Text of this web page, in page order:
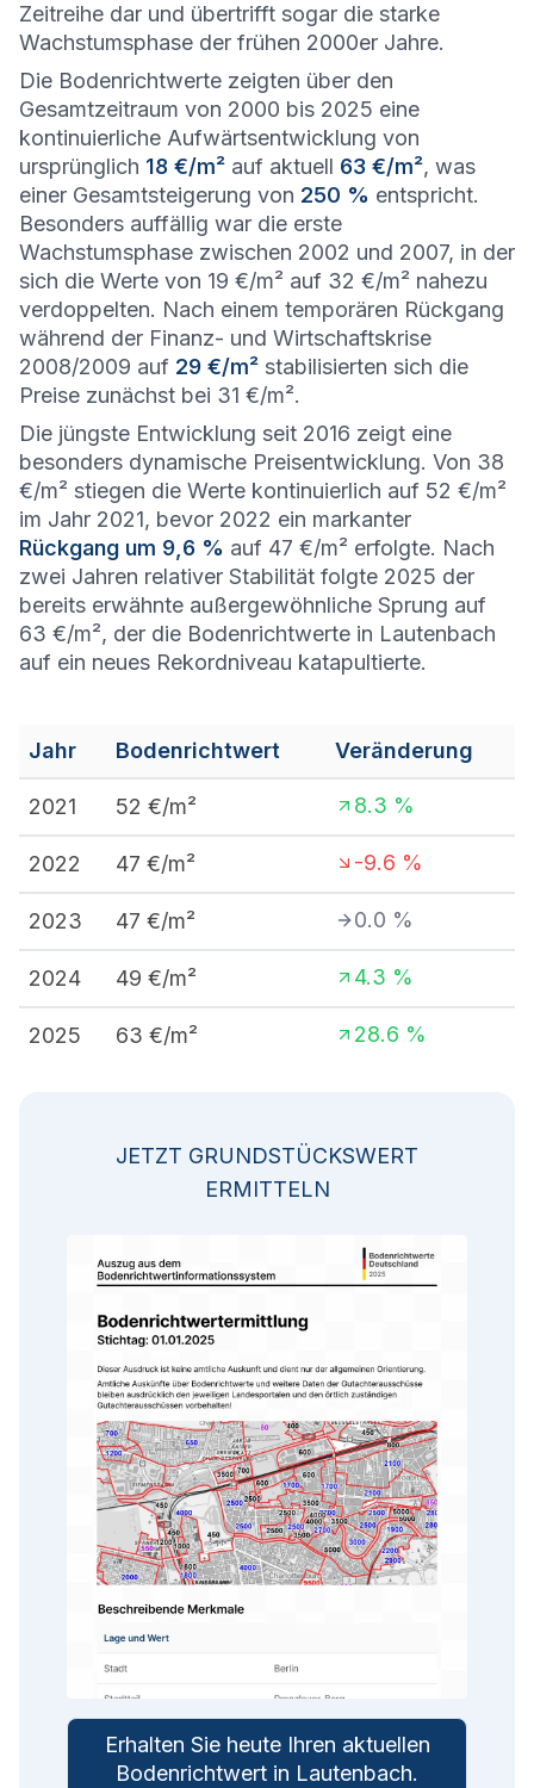
Zeitreihe dar und übertrifft sogar die starke
Wachstumsphase der frühen 2000er Jahre.
Die Bodenrichtwerte zeigten über den
Gesamtzeitraum von 2000 bis 2025 eine
kontinuierliche Aufwärtsentwicklung von
ursprünglich 18 €/m² auf aktuell 63 €/m², was
einer Gesamtsteigerung von 250 % entspricht.
Besonders auffällig war die erste
Wachstumsphase zwischen 2002 und 2007, in der
sich die Werte von 19 €/m² auf 32 €/m² nahezu
verdoppelten. Nach einem temporären Rückgang
während der Finanz- und Wirtschaftskrise
2008/2009 auf 29 €/m² stabilisierten sich die
Preise zunächst bei 31 €/m².
Die jüngste Entwicklung seit 2016 zeigt eine
besonders dynamische Preisentwicklung. Von 38
€/m² stiegen die Werte kontinuierlich auf 52 €/m²
im Jahr 2021, bevor 2022 ein markanter
Rückgang um 9,6 % auf 47 €/m² erfolgte. Nach
zwei Jahren relativer Stabilität folgte 2025 der
bereits erwähnte außergewöhnliche Sprung auf
63 €/m², der die Bodenrichtwerte in Lautenbach
auf ein neues Rekordniveau katapultierte.
Jahr Bodenrichtwert Veränderung
2021 52 €/m² 8.3 %
2022 47 €/m² -9.6 %
2023 47 €/m² 0.0 %
2024 49 €/m² 4.3 %
2025 63 €/m² 28.6 %
JETZT GRUNDSTÜCKSWERT
ERMITTELN
Erhalten Sie heute Ihren aktuellen
Bodenrichtwert in Lautenbach.